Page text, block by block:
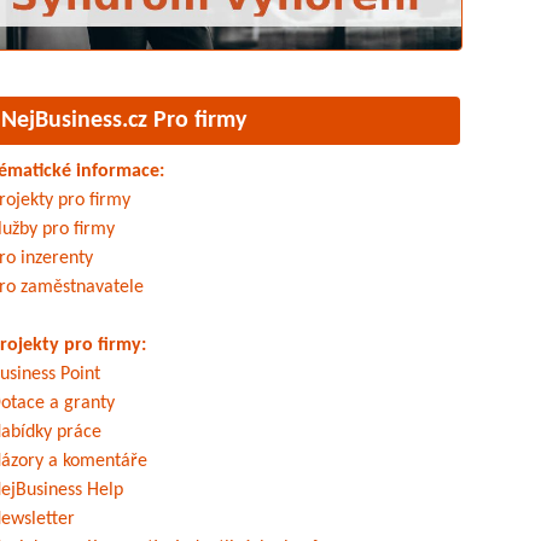
NejBusiness.cz Pro firmy
informace:
pro firmy
pro firmy
inzerenty
zaměstnavatele
pro firmy:
Point
a granty
práce
a komentáře
Help